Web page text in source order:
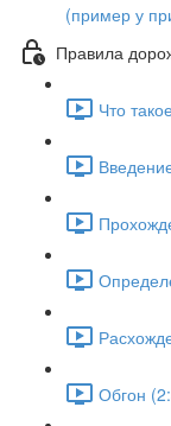
(пример у
Правила
Что
Обгон